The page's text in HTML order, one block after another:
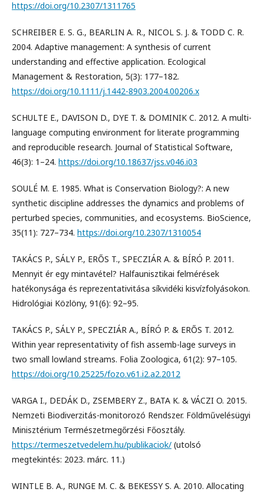
https://doi.org/10.2307/1311765
SCHREIBER E. S. G., BEARLIN A. R., NICOL S. J. & TODD C. R.
2004. Adaptive management: A synthesis of current
understanding and effective application. Ecological
Management & Restoration, 5(3): 177–182.
https://doi.org/10.1111/j.1442-8903.2004.00206.x
SCHULTE E., DAVISON D., DYE T. & DOMINIK C. 2012. A multi-
language computing environment for literate programming
and reproducible research. Journal of Statistical Software,
46(3): 1–24. https://doi.org/10.18637/jss.v046.i03
SOULÉ M. E. 1985. What is Conservation Biology?: A new
synthetic discipline addresses the dynamics and problems of
perturbed species, communities, and ecosystems. BioScience,
35(11): 727–734. https://doi.org/10.2307/1310054
TAKÁCS P., SÁLY P., ERŐS T., SPECZIÁR A. & BÍRÓ P. 2011.
Mennyit ér egy mintavétel? Halfaunisztikai felmérések
hatékonysága és reprezentativitása síkvidéki kisvízfolyásokon.
Hidrológiai Közlöny, 91(6): 92–95.
TAKÁCS P., SÁLY P., SPECZIÁR A., BÍRÓ P. & ERŐS T. 2012.
Within year representativity of fish assemb-lage surveys in
two small lowland streams. Folia Zoologica, 61(2): 97–105.
https://doi.org/10.25225/fozo.v61.i2.a2.2012
VARGA I., DEDÁK D., ZSEMBERY Z., BATA K. & VÁCZI O. 2015.
Nemzeti Biodiverzitás-monitorozó Rendszer. Földművelésügyi
Minisztérium Természetmegőrzési Főosztály.
https://termeszetvedelem.hu/publikaciok/ (utolsó
megtekintés: 2023. márc. 11.)
WINTLE B. A., RUNGE M. C. & BEKESSY S. A. 2010. Allocating